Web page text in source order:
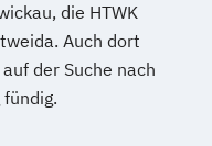
die HTWK
Auch dort
der Suche nach